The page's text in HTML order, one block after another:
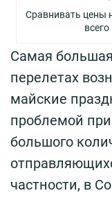
Сравнивать цены
Самая
перелетах
майские
проблемой
большого
частности, в